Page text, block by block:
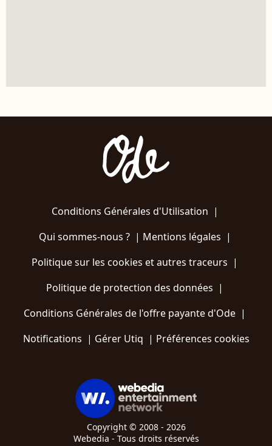
Conditions Générales d'Utilisation |
Qui sommes-nous ?| Mentions légales |
Politique sur les cookies et autres traceurs |
Politique de protection des données |
Conditions Générales de l'offre payante d'Ode |
Notifications | Gérer Utiq | Préférences cookies
Copyright © 2008 - 2026
Webedia - Tous droits réservés